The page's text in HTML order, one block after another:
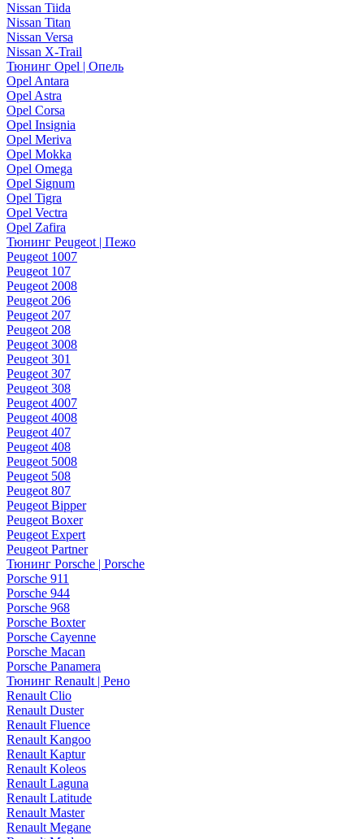
Nissan Tiida
Nissan Titan
Nissan Versa
Nissan X-Trail
Тюнинг Opel | Опель
Opel Antara
Opel Astra
Opel Corsa
Opel Insignia
Opel Meriva
Opel Mokka
Opel Omega
Opel Signum
Opel Tigra
Opel Vectra
Opel Zafira
Тюнинг Peugeot | Пежо
Peugeot 1007
Peugeot 107
Peugeot 2008
Peugeot 206
Peugeot 207
Peugeot 208
Peugeot 3008
Peugeot 301
Peugeot 307
Peugeot 308
Peugeot 4007
Peugeot 4008
Peugeot 407
Peugeot 408
Peugeot 5008
Peugeot 508
Peugeot 807
Peugeot Bipper
Peugeot Boxer
Peugeot Expert
Peugeot Partner
Тюнинг Porsche | Porsche
Porsche 911
Porsche 944
Porsche 968
Porsche Boxter
Porsche Cayenne
Porsche Macan
Porsche Panamera
Тюнинг Renault | Рено
Renault Clio
Renault Duster
Renault Fluence
Renault Kangoo
Renault Kaptur
Renault Koleos
Renault Laguna
Renault Latitude
Renault Master
Renault Megane